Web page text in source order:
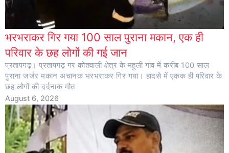
भरभराकर गिर गया 100 साल पुराना मकान, एक ही
परिवार के छह लोगों की गई जान
प्रतापगढ़। प्रतापगढ़ गर कोतवाली क्षेत्र के महुली गांव में करीब 100 साल
पुराना जर्जर मकान अचानक भरभराकर गिर गया। हादसे में एकक ही परिवार के
छह लोगों की दर्दनाक मौत
August 6, 2026